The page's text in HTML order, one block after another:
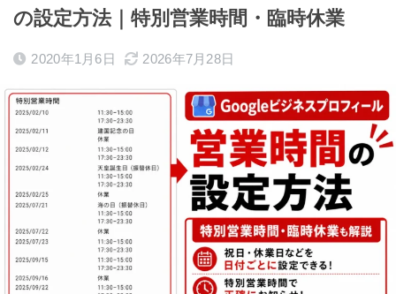
の設定方法｜特別営業時間・臨時休業
2020年1月6日 2026年7月28日